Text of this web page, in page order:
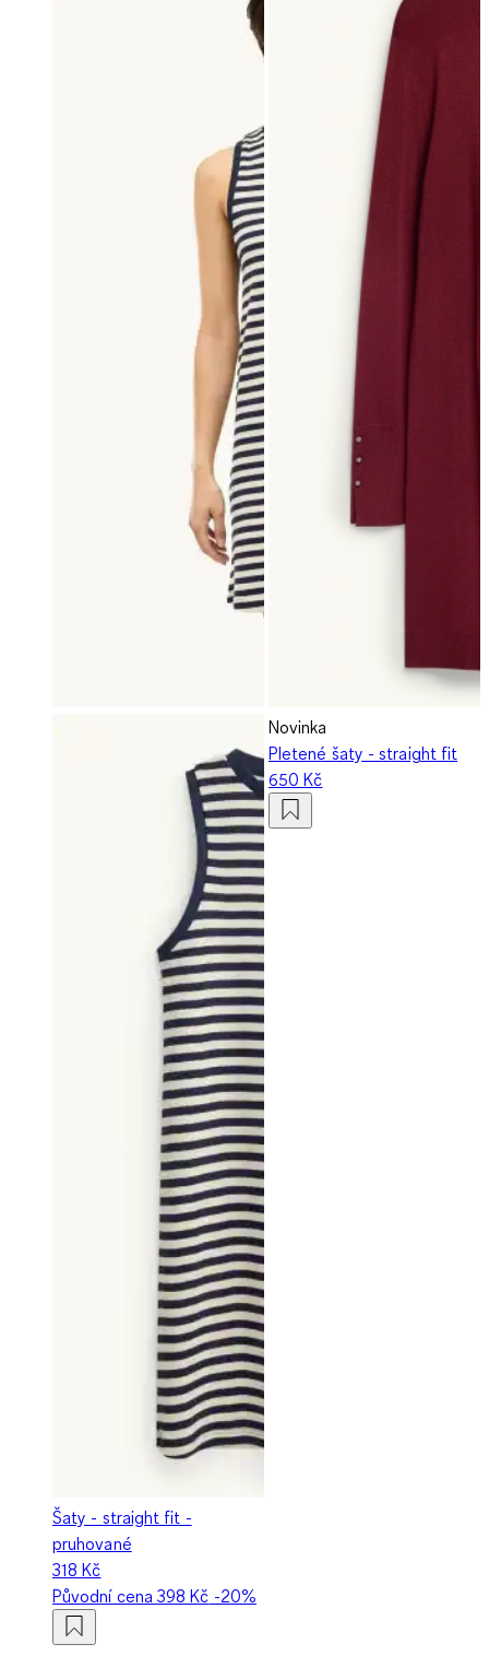
Šaty - straight fit -
pruhované
318 Kč
Původní cena398 Kč -20%
Novinka
Pletené šaty - straight fit
650 Kč